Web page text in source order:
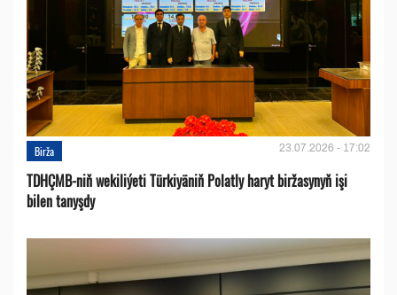
Birža 23.07.2026 - 17:02
TDHÇMB-niň wekiliýeti Türkiyäniň Polatly haryt biržasynyň işi
bilen tanyşdy